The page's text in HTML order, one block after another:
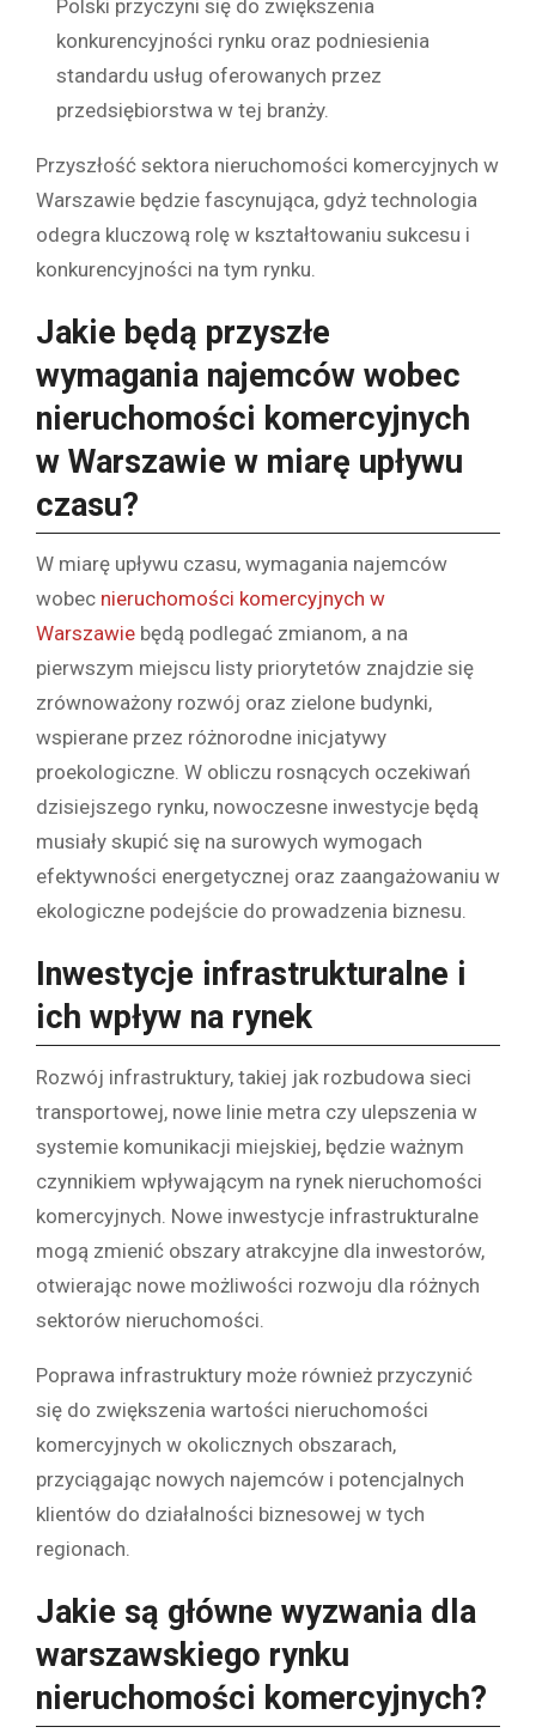
Polski przyczyni się do zwiększenia
konkurencyjności rynku oraz podniesienia
standardu usług oferowanych przez
przedsiębiorstwa w tej branży.
Przyszłość sektora nieruchomości komercyjnych w
Warszawie będzie fascynująca, gdyż technologia
odegra kluczową rolę w kształtowaniu sukcesu i
konkurencyjności na tym rynku.
Jakie będą przyszłe
wymagania najemców wobec
nieruchomości komercyjnych
w Warszawie w miarę upływu
czasu?
W miarę upływu czasu, wymagania najemców
wobec nieruchomości komercyjnych w
Warszawie będą podlegać zmianom, a na
pierwszym miejscu listy priorytetów znajdzie się
zrównoważony rozwój oraz zielone budynki,
wspierane przez różnorodne inicjatywy
proekologiczne. W obliczu rosnących oczekiwań
dzisiejszego rynku, nowoczesne inwestycje będą
musiały skupić się na surowych wymogach
efektywności energetycznej oraz zaangażowaniu w
ekologiczne podejście do prowadzenia biznesu.
Inwestycje infrastrukturalne i
ich wpływ na rynek
Rozwój infrastruktury, takiej jak rozbudowa sieci
transportowej, nowe linie metra czy ulepszenia w
systemie komunikacji miejskiej, będzie ważnym
czynnikiem wpływającym na rynek nieruchomości
komercyjnych. Nowe inwestycje infrastrukturalne
mogą zmienić obszary atrakcyjne dla inwestorów,
otwierając nowe możliwości rozwoju dla różnych
sektorów nieruchomości.
Poprawa infrastruktury może również przyczynić
się do zwiększenia wartości nieruchomości
komercyjnych w okolicznych obszarach,
przyciągając nowych najemców i potencjalnych
klientów do działalności biznesowej w tych
regionach.
Jakie są główne wyzwania dla
warszawskiego rynku
nieruchomości komercyjnych?